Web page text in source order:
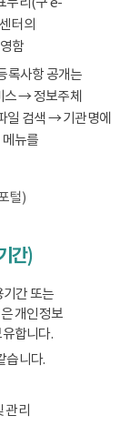
터의
함
록사항 공개는
→ 정보주체
일 검색 → 기관명에
뉴를
털)
간)
간 또는
개인정보
합니다.
습니다.
관리